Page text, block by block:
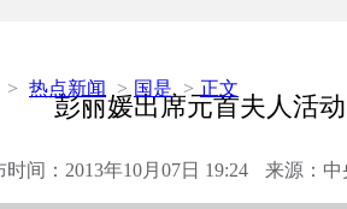
> 热点新闻 > 国是 > 正文
彭丽媛出席元首夫人活动
时间：2013年10月07日 19:24 来源：中